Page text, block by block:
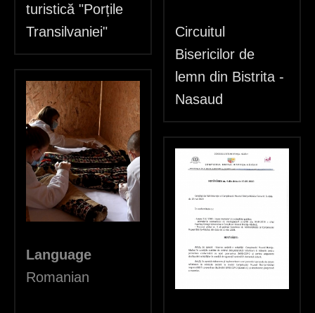
turistică "Porțile
Transilvaniei"
Circuitul
Bisericilor de
lemn din Bistrita -
Nasaud
Language
Romanian